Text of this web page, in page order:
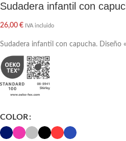
Sudadera infantil con
26,00 € IVA incluido
Sudadera infantil con capucha. Diseño
COLOR